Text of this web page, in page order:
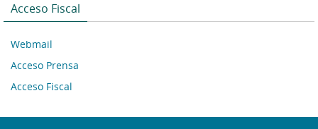
Acceso Fiscal
Webmail
Acceso Prensa
Acceso Fiscal